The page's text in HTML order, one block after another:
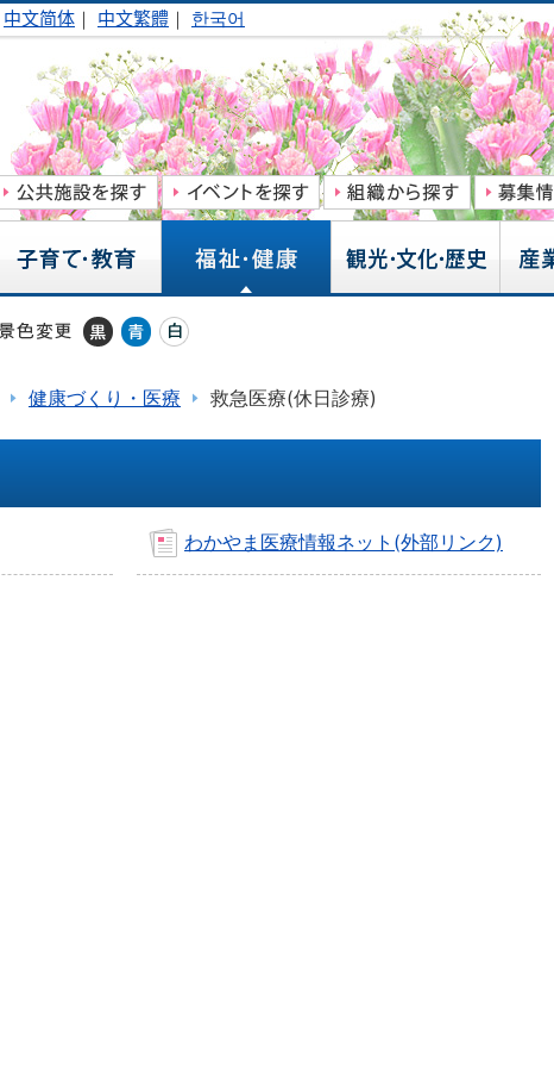
中文简体 ｜ 中文繁體 ｜ 한국어
健康づくり・医療 救急医療(休日診療)
わかやま医療情報ネット(外部リンク)